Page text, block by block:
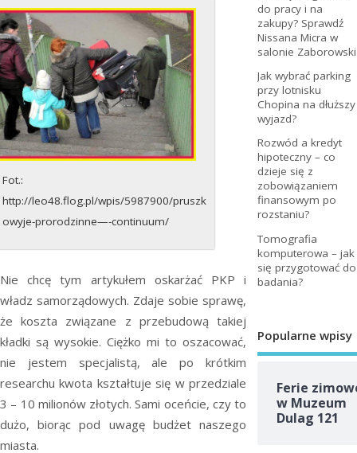
Fot.:
http://leo48.flog.pl/wpis/5987900/pruszk
owyje-prorodzinne—-continuum/
Nie chcę tym artykułem oskarżać PKP i
władz samorządowych. Zdaje sobie sprawę,
że koszta związane z przebudową takiej
kładki są wysokie. Ciężko mi to oszacować,
nie jestem specjalistą, ale po krótkim
researchu kwota kształtuje się w przedziale
3 – 10 milionów złotych. Sami oceńcie, czy to
dużo, biorąc pod uwagę budżet naszego
miasta.
do pracy i na
zakupy? Sprawdź
Nissana Micra w
salonie Zaborowski
Jak wybrać parking
przy lotnisku
Chopina na dłuższy
wyjazd?
Rozwód a kredyt
hipoteczny – co
dzieje się z
zobowiązaniem
finansowym po
rozstaniu?
Tomografia
komputerowa – jak
się przygotować do
badania?
Popularne wpisy
Ferie
w Muzeum
Dulag 121